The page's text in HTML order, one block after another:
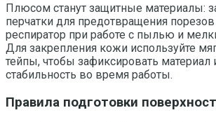
Плюсом станут защитные материалы:
перчатки для предотвращения
респиратор при работе с пылью и
Для закрепления кожи используйте
тейпы, чтобы зафиксировать материал
стабильность во время работы.
Правила подготовки